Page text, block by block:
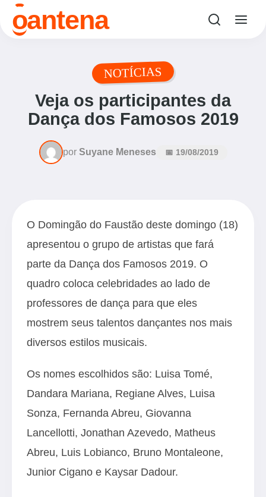
oantena
NOTÍCIAS
Veja os participantes da
Dança dos Famosos 2019
por Suyane Meneses 📅 19/08/2019
O Domingão do Faustão deste domingo (18)
apresentou o grupo de artistas que fará
parte da Dança dos Famosos 2019. O
quadro coloca celebridades ao lado de
professores de dança para que eles
mostrem seus talentos dançantes nos mais
diversos estilos musicais.
Os nomes escolhidos são: Luisa Tomé,
Dandara Mariana, Regiane Alves, Luisa
Sonza, Fernanda Abreu, Giovanna
Lancellotti, Jonathan Azevedo, Matheus
Abreu, Luis Lobianco, Bruno Montaleone,
Junior Cigano e Kaysar Dadour.